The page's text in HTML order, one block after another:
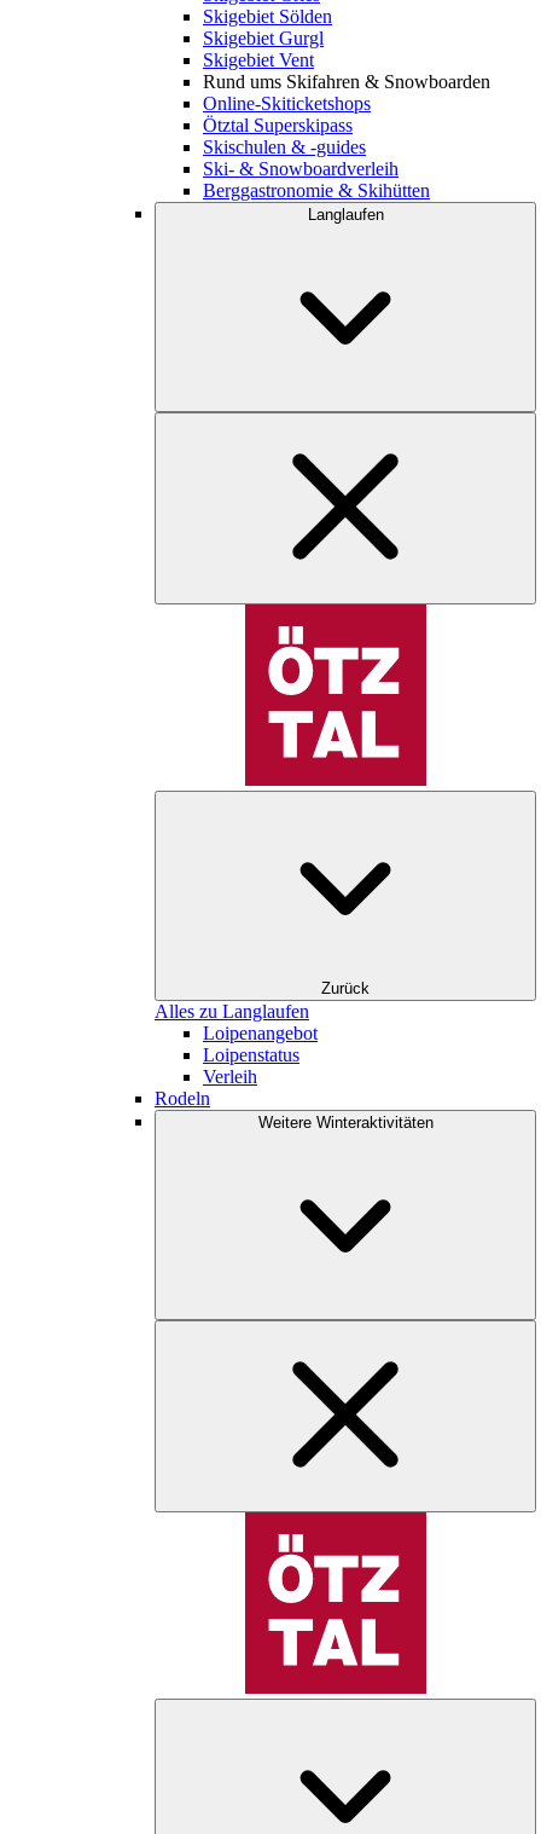
Skigebiet Sölden
Skigebiet Gurgl
Skigebiet Vent
Rund ums Skifahren & Snowboarden
Online-Skiticketshops
Ötztal Superskipass
Skischulen & -guides
Ski- & Snowboardverleih
Berggastronomie & Skihütten
Langlaufen
Zurück
Alles zu Langlaufen
Loipenangebot
Loipenstatus
Verleih
Rodeln
Weitere Winteraktivitäten